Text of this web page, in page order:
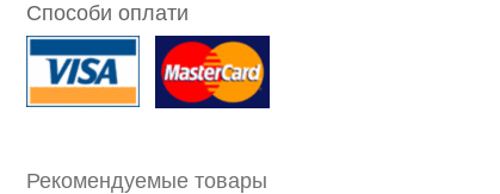
Способи оплати
Рекомендуемые товары